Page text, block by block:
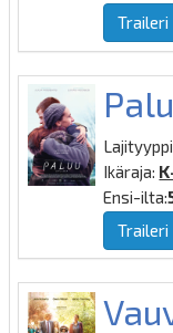
Traileri
Ikäraja:
Ensi-ilta:
Traileri